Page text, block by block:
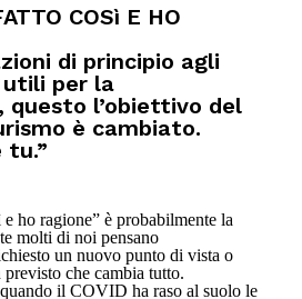
COSì E HO
di principio agli
per la
l’obiettivo del
è cambiato.
tu.”
ho ragione” è probabilmente la
molti di noi pensano
un nuovo punto di vista o
che cambia tutto.
quando il COVID ha raso al suolo le